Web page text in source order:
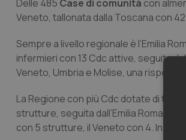
Delle 485 Case di comunità con
Veneto, tallonata dalla Toscana con
Sempre a livello regionale è l’Emilia
infermieri con 13 Cdc attive, seguita
Veneto, Umbria e Molise, una
La Regione con più Cdc dotate di tutti
strutture, seguita dall’Emilia Romagna
con 5 strutture, il Veneto con 4. In